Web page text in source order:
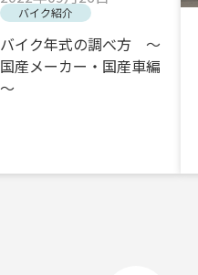
バイク紹介
バイク年式の調べ方 ～
国産メーカー・国産車編
～